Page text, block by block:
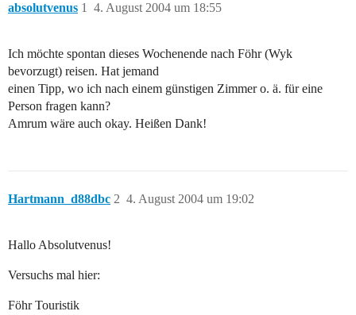
absolutvenus 4. August 2004 um 18:55
1
Ich möchte spontan dieses Wochenende nach Föhr (Wyk
bevorzugt) reisen. Hat jemand
einen Tipp, wo ich nach einem günstigen Zimmer o. ä. für eine
Person fragen kann?
Amrum wäre auch okay. Heißen Dank!
Hartmann_d88dbc 4. August 2004 um 19:02
2
Hallo Absolutvenus!
Versuchs mal hier:
Föhr Touristik